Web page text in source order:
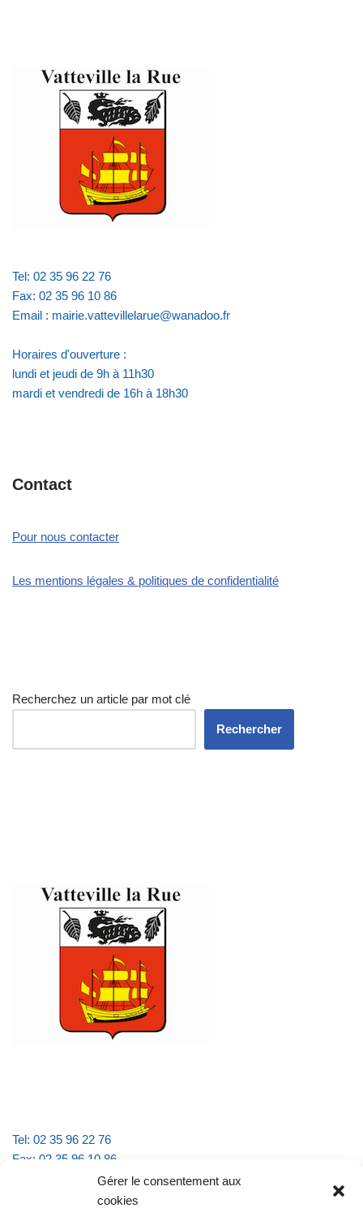
Gérer le consentement aux
cookies
Tel: 02 35 96 22 76
Fax: 02 35 96 10 86
Email : mairie.vattevillelarue@wanadoo.fr
Horaires d'ouverture :
lundi et jeudi de 9h à 11h30
mardi et vendredi de 16h à 18h30
Contact
Pour nous contacter
Les mentions légales & politiques de confidentialité
Recherchez un article par mot clé
Rechercher
Tel: 02 35 96 22 76
Fax: 02 35 96 10 86
Email : mairie.vattevillelarue@wanadoo.fr